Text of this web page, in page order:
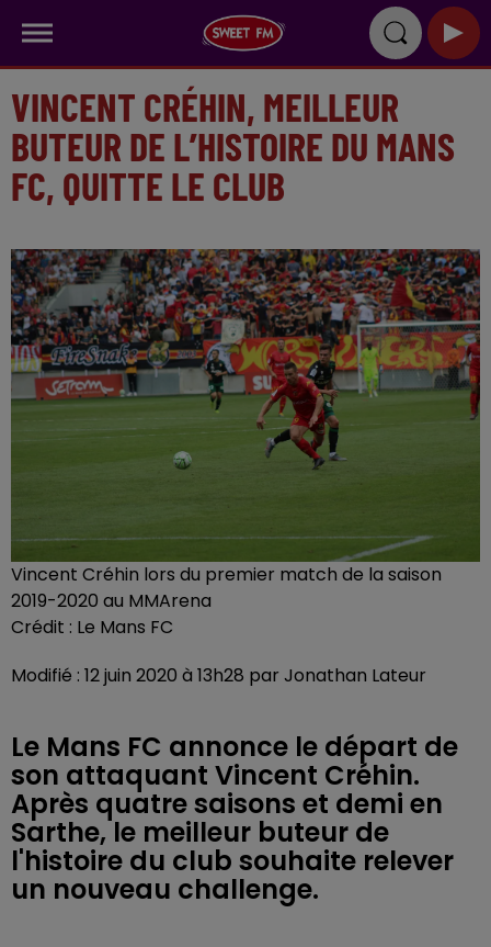
VINCENT CRÉHIN, MEILLEUR
BUTEUR DE L’HISTOIRE DU MANS
FC, QUITTE LE CLUB
Vincent Créhin lors du premier match de la saison
2019-2020 au MMArena
Crédit : Le Mans FC
Modifié : 12 juin 2020 à 13h28 par Jonathan Lateur
Le Mans FC annonce le départ de
son attaquant Vincent Créhin.
Après quatre saisons et demi en
Sarthe, le meilleur buteur de
l'histoire du club souhaite relever
un nouveau challenge.